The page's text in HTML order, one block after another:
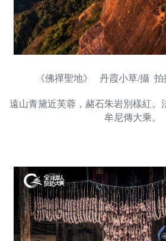
《佛禪聖地》 丹霞小草/攝 拍
遠山青黛近芙蓉，赭石朱岩別樣紅。
牟尼傳大乘。